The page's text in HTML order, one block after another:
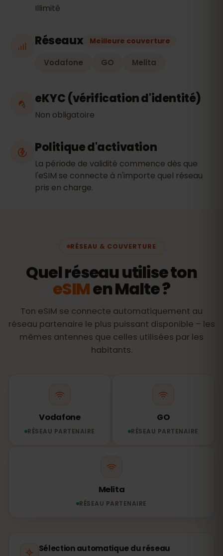
Illimité
Réseaux Meilleure couverture
Vodafone GO Melita
eKYC (vérification d'identité)
Non obligatoire
Politique d'activation
La période de validité commence dès que
l'eSIM se connecte à n'importe quel réseau
pris en charge.
RÉSEAU & COUVERTURE
Quel réseau utilise ton
eSIMen Malte ?
Ton eSIM se connecte automatiquement au
réseau partenaire le plus puissant disponible – les
mêmes antennes que celles utilisées par les
habitants.
Vodafone
RÉSEAU PARTENAIRE
GO
RÉSEAU PARTENAIRE
Melita
RÉSEAU PARTENAIRE
Sélection automatique du réseau